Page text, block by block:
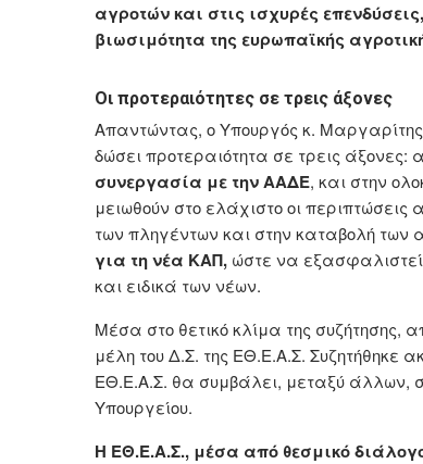
αγροτών και στις ισχυρές
βιωσιμότητα της ευρωπαϊκής
Οι προτεραιότητες σε τρεις άξονες
Απαντώντας, ο Υπουργός κ.
δώσει προτεραιότητα σε τρεις άξονες:
συνεργασία με την ΑΑΔΕ, και στην
μειωθούν στο ελάχιστο οι περιπτώσεις
των πληγέντων και στην καταβολή των
για τη νέα ΚΑΠ, ώστε να εξασφαλιστεί
και ειδικά των νέων.
Μέσα στο θετικό κλίμα της συζήτησης,
μέλη του Δ.Σ. της ΕΘ.Ε.Α.Σ. Συζητήθηκε
ΕΘ.Ε.Α.Σ. θα συμβάλει, μεταξύ άλλων,
Υπουργείου.
Η ΕΘ.Ε.Α.Σ., μέσα από θεσμικό